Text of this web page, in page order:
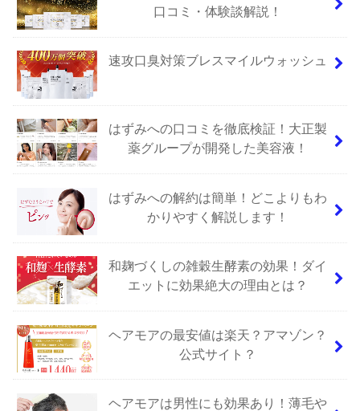
口コミ・体験談解説！
速攻口臭対策ブレスマイルウォッシュ
はずみへの口コミを徹底検証！大正製
薬グループが開発した美容液！
はずみへの解約は簡単！どこよりもわ
かりやすく解説します！
和麹づくしの雑穀生酵素の効果！ダイ
エットに効果絶大の理由とは？
ヘアモアの最安値は楽天？アマゾン？
公式サイト？
ヘアモアは男性にも効果あり！薄毛や